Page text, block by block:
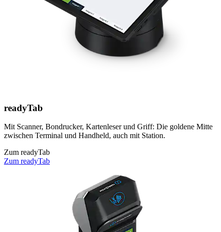
readyTab
Mit Scanner, Bondrucker, Kartenleser und Griff: Die goldene Mitte
zwischen Terminal und Handheld, auch mit Station.
Zum readyTab
Zum readyTab